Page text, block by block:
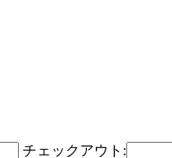
チェックアウト: